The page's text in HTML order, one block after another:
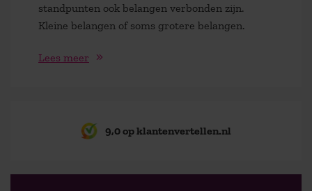
standpunten ook belangen verbonden zijn.
Kleine belangen of soms grotere belangen.
Lees meer
9,0 op klantenvertellen.nl